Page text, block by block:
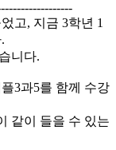
고, 지금 3학년 1
니다.
3과5를 함께 수강
같이 들을 수 있는